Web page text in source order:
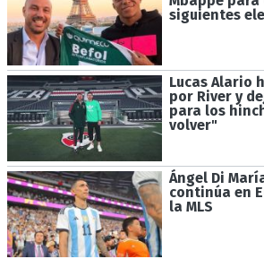
siguientes
Lucas Alario
por River y
para los
volver"
Ángel Di
continúa en
la MLS